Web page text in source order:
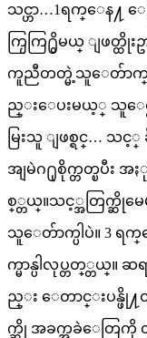
သင္ဟာ…1ရက္ေန႔ ေ
ကြႂကြ႐ွိမယ္ ျဖတ္ထို
ကူညီတတ္မဲ့သူေတ်ာက္ျ
ည္းေပးမယ့္ သူေဌ
မြးသူ ျဖစ္ရင္… သ
အျမဲဂ႐ုစိုက္တတ္ၿပီး
စ္္တယ္။သင့္အတြက္ဆိုမေ
သူေတ်ာက္ပါပဲ။ 3 ရက္
က္မာန္ပါလုပ္တတ္္တယ္။ ဆ
ည္း ေတာင္းပန္ဖို႔
က္ဆို အခက္အခဲေတြ